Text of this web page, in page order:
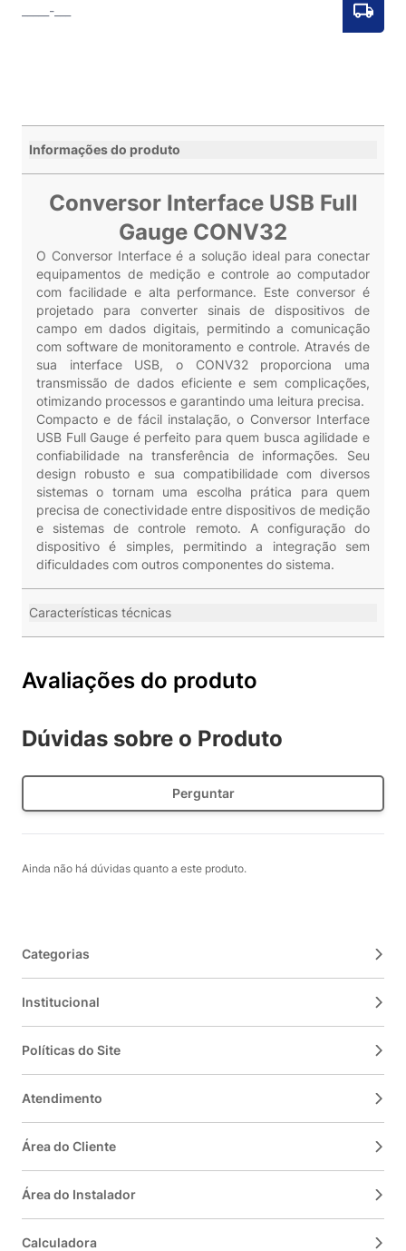
Informações do produto
Conversor Interface USB Full
Gauge CONV32
O Conversor Interface é a solução ideal para conectar
equipamentos de medição e controle ao computador
com facilidade e alta performance. Este conversor é
projetado para converter sinais de dispositivos de
campo em dados digitais, permitindo a comunicação
com software de monitoramento e controle. Através de
sua interface USB, o CONV32 proporciona uma
transmissão de dados eficiente e sem complicações,
otimizando processos e garantindo uma leitura precisa.
Compacto e de fácil instalação, o Conversor Interface
USB Full Gauge é perfeito para quem busca agilidade e
confiabilidade na transferência de informações. Seu
design robusto e sua compatibilidade com diversos
sistemas o tornam uma escolha prática para quem
precisa de conectividade entre dispositivos de medição
e sistemas de controle remoto. A configuração do
dispositivo é simples, permitindo a integração sem
dificuldades com outros componentes do sistema.
Características técnicas
Avaliações do produto
Dúvidas sobre o Produto
Perguntar
Ainda não há dúvidas quanto a este produto.
Categorias
Institucional
Políticas do Site
Atendimento
Área do Cliente
Área do Instalador
Calculadora